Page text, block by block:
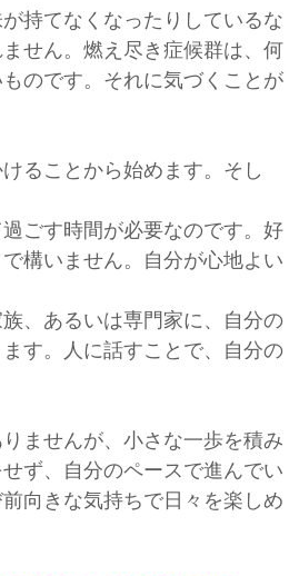
持てなくなったりしているな
せん。燃え尽き症候群は、何
のです。それに気づくことが
ることから始めます。そし
ごす時間が必要なのです。好
構いません。自分が心地よい
、あるいは専門家に、自分の
す。人に話すことで、自分の
ませんが、小さな一歩を積み
ず、自分のペースで進んでい
向きな気持ちで日々を楽しめ